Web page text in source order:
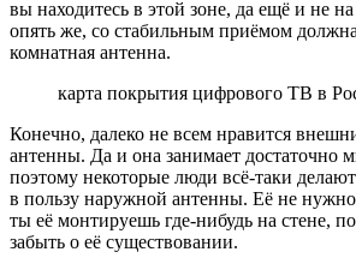
вы находитесь в этой зоне, да ещё и не
опять же, со стабильным приёмом
комнатная антенна.
карта покрытия цифрового ТВ в
Конечно, далеко не всем нравится
антенны. Да и она занимает достаточно
поэтому некоторые люди всё-таки
в пользу наружной антенны. Её не
ты её монтируешь где-нибудь на стене,
забыть о её существовании.